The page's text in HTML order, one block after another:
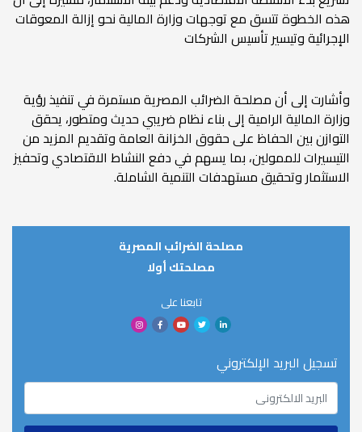
هذه الخطوة تتسق مع توجهات وزارة المالية نحو إزالة المعوقات
الإجرائية وتيسير تأسيس الشركات
وأشارت إلى أن مصلحة الضرائب المصرية مستمرة في تنفيذ رؤية
وزارة المالية الرامية إلى بناء نظام ضريبي حديث ومتطور، يحقق
التوازن بين الحفاظ على حقوق الخزانة العامة وتقديم المزيد من
التيسيرات للممولين، بما يسهم في دفع النشاط الاقتصادي وتحفيز
الاستثمار وتحقيق مستهدفات التنمية الشاملة.
مصلحة الضرائب المصرية
مصلحتك أولا
تابعنا على
تسجيل البريد الإلكتروني